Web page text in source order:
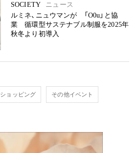
SOCIETY
ニュース
ルミネ、ニュウマンが 「O0u」と協
業 循環型サステナブル制服を2025年
秋冬より初導入
ショッピング その他イベント